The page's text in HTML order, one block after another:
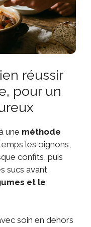
réussir
pour un
une méthode
les oignons,
confits, puis
sucs avant
et le
soin en dehors